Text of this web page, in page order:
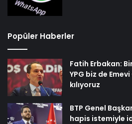
Popüler Haberler
Fatih Erbakan:
YPG biz de
kılıyoruz
BTP Genel
hapis istemiyle